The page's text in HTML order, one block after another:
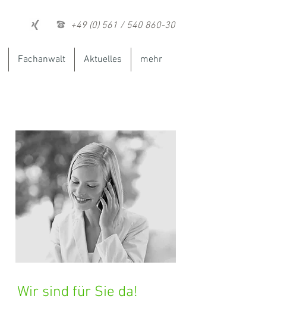
+49 (0) 561 / 540 860-30
Fachanwalt Aktuelles mehr
Wir sind für Sie da!